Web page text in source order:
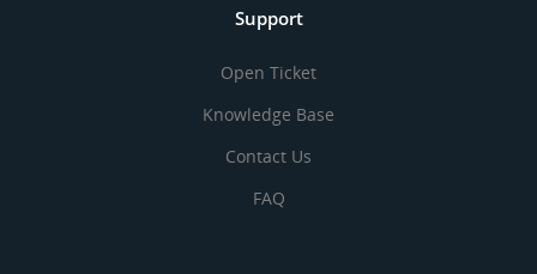
Support
Open Ticket
Knowledge Base
Contact Us
FAQ